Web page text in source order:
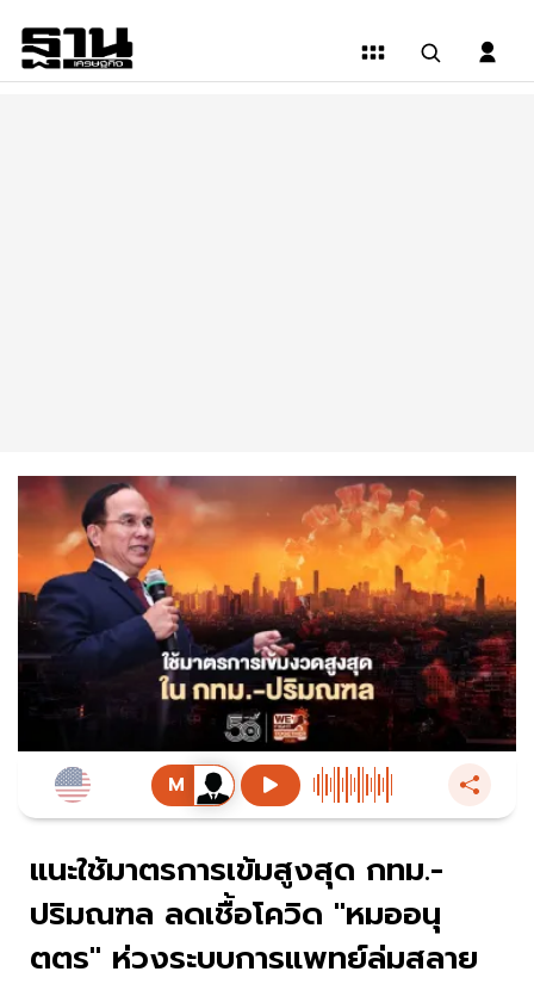
แนะใช้มาตรการเข้มสูงสุด กทม.-
ปริมณฑล ลดเชื้อโควิด "หมออนุ
ตตร" ห่วงระบบการแพทย์ล่มสลาย